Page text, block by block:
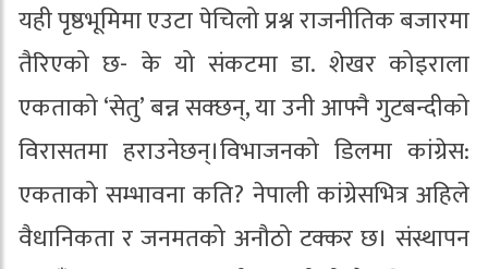
यही पृष्ठभूमिमा एउटा पेचिलो प्रश्न राजनीतिक बजारमा
तैरिएको छ- के यो संकटमा डा. शेखर कोइराला
एकताको ‘सेतु’ बन्न सक्छन्, या उनी आफ्नै गुटबन्दीको
विरासतमा हराउनेछन्।विभाजनको डिलमा कांग्रेस:
एकताको सम्भावना कति? नेपाली कांग्रेसभित्र अहिले
वैधानिकता र जनमतको अनौठो टक्कर छ। संस्थापन